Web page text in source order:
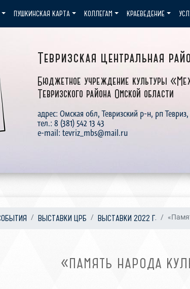
Тевризская центральная
Бюджетное учреждение культуры
Тевризского района Омской области
адрес: Омская обл, Тевризский р-н, рп
тел.: 8 (381) 542 13 43
e-mail: tevriz_mbs@mail.ru
ПУШКИНСКАЯ КАРТА КОЛЛЕГАМ КРАЕВЕДЕНИЕ
ВЫСТАВКИ ЦРБ ВЫСТАВКИ 2022 Г.
«ПАМЯТЬ НАРОДА